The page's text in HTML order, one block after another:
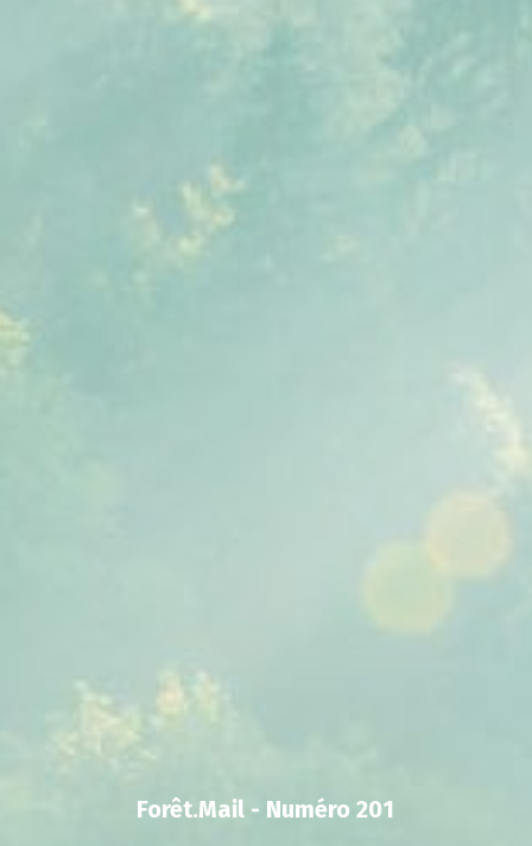
Forêt.Mail - Numéro 201